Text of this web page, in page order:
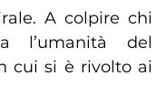
A colpire chi
l’umanità del
cui si è rivolto ai